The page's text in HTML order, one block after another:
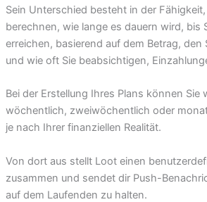
Sein Unterschied besteht in der
berechnen, wie lange es dauern wird, bis
erreichen, basierend auf dem Betrag, den
und wie oft Sie beabsichtigen,
Bei der Erstellung Ihres Plans können Sie
wöchentlich, zweiwöchentlich oder
je nach Ihrer finanziellen Realität.
Von dort aus stellt Loot einen
zusammen und sendet dir Push-
auf dem Laufenden zu halten.